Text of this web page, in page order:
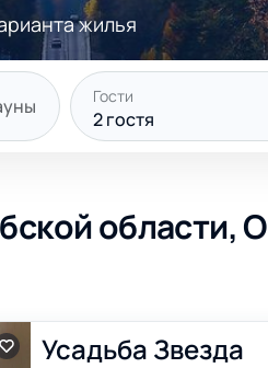
жилья
Гости
2гостя
области,
Усадьба Звезда